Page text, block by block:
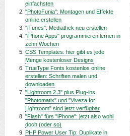
einfachsten
"PhotoFunia": Montagen und Effekte
online erstellen
"iTunes": Mediathek neu erstellen
"iPhone Apps" programmieren lernen in
zehn Wochen
CSS Templates: hier gibt es jede
Menge kostenloser Designs
TrueType Fonts kostenlos online
erstellen: Schriften malen und
downloaden
"Lightroom 2.3" plus Plug-ins
"Photomatix" und "Viveza for
Lightroom" sind jetzt verfügbar
"Flash" fürs "iPhone": jetzt also wohl
doch (oder so)
PHP Power User Tip: Duplikate in